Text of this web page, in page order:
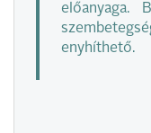
előanyaga.
enyhíthető.